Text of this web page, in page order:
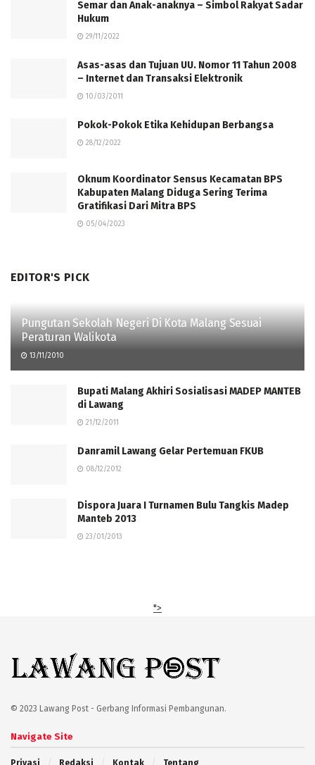
Semar dan Anak-anaknya – Simbol Rakyat Sadar
Hukum
29/11/2022
Asas-asas dan Tujuan UU. Nomor 11 Tahun 2008
– Internet dan Transaksi Elektronik
10/03/2011
Pokok-Pokok Etika Kehidupan Berbangsa
28/12/2022
Oknum Koordinator Sensus Kecamatan BPS
Kabupaten Malang Diduga Sering Terima
Gratifikasi Dari Mitra BPS
05/04/2023
EDITOR'S PICK
Pungutan Sekolah Negeri Di Kota Malang Sesuai
Peraturan Walikota
13/11/2010
Bupati Malang Akhiri Sosialisasi MADEP MANTEB
di Lawang
21/12/2011
Danramil Lawang Gelar Pertemuan FKUB
08/12/2012
Dispora Juara I Turnamen Bulu Tangkis Madep
Manteb 2013
23/01/2013
">
© 2023 Lawang Post - Gerbang Informasi Pembangunan.
Navigate Site
Privasi Redaksi Kontak Tentang